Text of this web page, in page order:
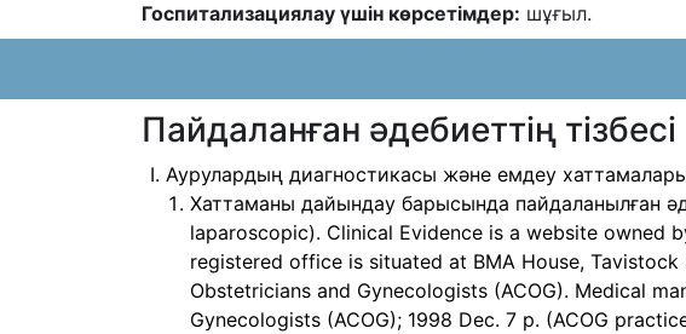
Госпитализациялау үшін көрсетімдер: шұғыл.
Пайдаланған әдебиеттің тізбесі
Аурулардың диагностикасы және емдеу
Хаттаманы дайындау барысында пайдаланылған
laparoscopic). Clinical Evidence is a website owned
registered office is situated at BMA House, Tavistock
Obstetricians and Gynecologists (ACOG). Medical
Gynecologists (ACOG); 1998 Dec. 7 p. (ACOG